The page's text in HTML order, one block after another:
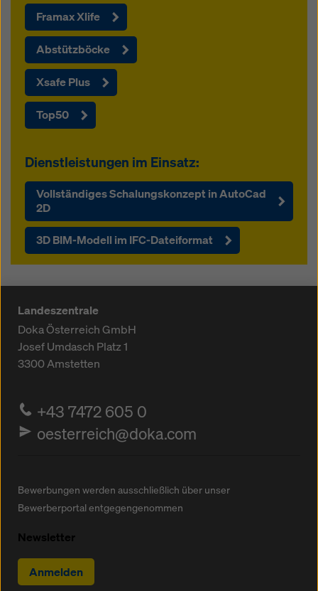
Framax Xlife
Abstützböcke
Xsafe Plus
Top50
Dienstleistungen im Einsatz:
Vollständiges Schalungskonzept in AutoCad
2D
3D BIM-Modell im IFC-Dateiformat
Landeszentrale
Doka Österreich GmbH
Josef Umdasch Platz 1
3300Amstetten
+43 7472 605 0
oesterreich@doka.com
Bewerbungen werden ausschließlich über unser
Bewerberportal entgegengenommen
Newsletter
Anmelden